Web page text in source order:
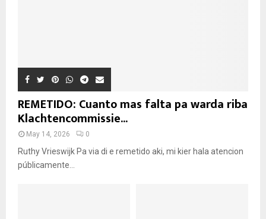
REMETIDO: Cuanto mas falta pa warda riba
Klachtencommissie...
May 14, 2026 0
Ruthy Vrieswijk Pa via di e remetido aki, mi kier hala atencion
públicamente...